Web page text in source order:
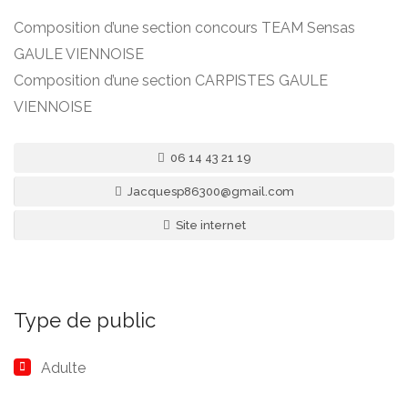
Composition d’une section concours TEAM Sensas
GAULE VIENNOISE
Composition d’une section CARPISTES GAULE
VIENNOISE
06 14 43 21 19
Jacquesp86300@gmail.com
Site internet
Type de public
Adulte